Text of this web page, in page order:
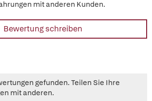
mit anderen Kunden.
Bewertung schreiben
gefunden. Teilen Sie Ihre
mit anderen.